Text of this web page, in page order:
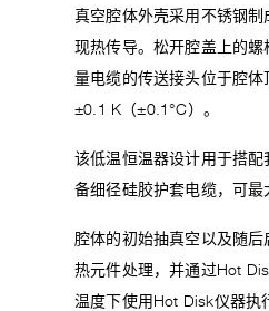
真空腔体外壳采用不锈钢
现热传导。松开腔盖上的
量电缆的传送接头位于腔
±0.1 K（±0.1°C）。
该低温恒温器设计用于搭
备细径硅胶护套电缆，可最
腔体的初始抽真空以及随后
热元件处理，并通过Hot
温度下使用Hot Disk仪器执